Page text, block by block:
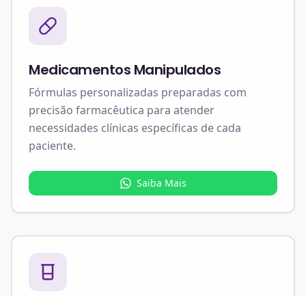
Medicamentos Manipulados
Fórmulas personalizadas preparadas com
precisão farmacêutica para atender
necessidades clínicas específicas de cada
paciente.
Saiba Mais